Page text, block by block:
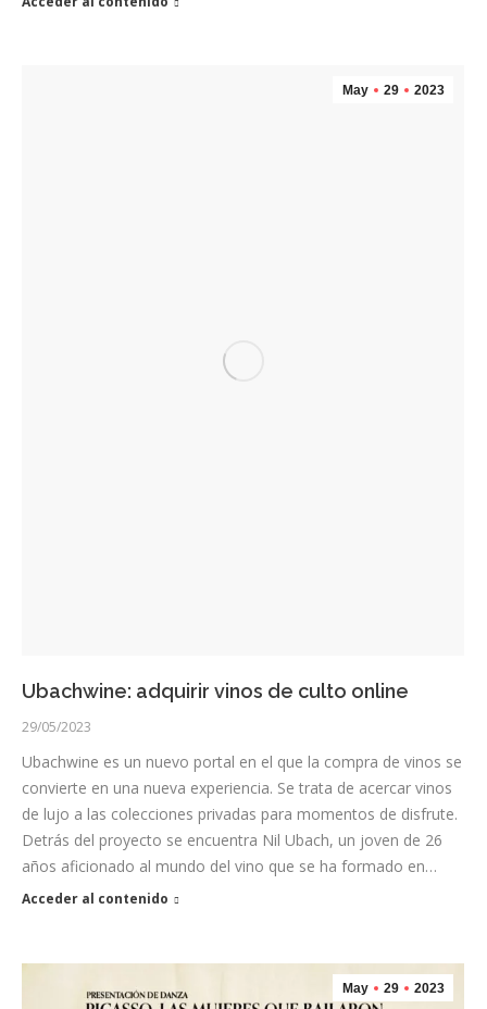
May 29 2023
Ubachwine: adquirir vinos de culto online
29/05/2023
Ubachwine es un nuevo portal en el que la compra de vinos se
convierte en una nueva experiencia. Se trata de acercar vinos
de lujo a las colecciones privadas para momentos de disfrute.
Detrás del proyecto se encuentra Nil Ubach, un joven de 26
años aficionado al mundo del vino que se ha formado en…
Acceder al contenido
May 29 2023